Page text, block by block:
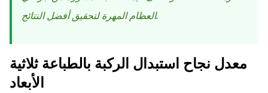
العظام المهرة لتحقيق أفضل النتائج.
معدل نجاح استبدال الركبة بالطباعة ثلاثية
الأبعاد